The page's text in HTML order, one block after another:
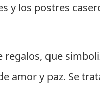
y los postres
que
amor y paz. Se